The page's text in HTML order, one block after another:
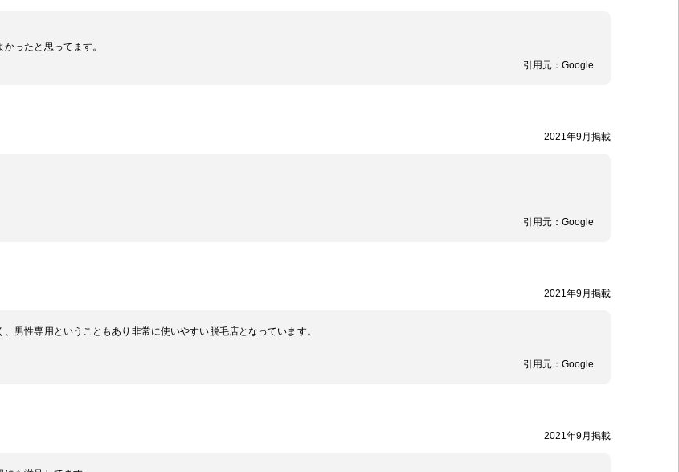
ったと思ってます。
引用元： Google
2021年9月掲載
引用元： Google
2021年9月掲載
男性専用ということもあり非常に使いやすい脱毛店となっています。
引用元： Google
2021年9月掲載